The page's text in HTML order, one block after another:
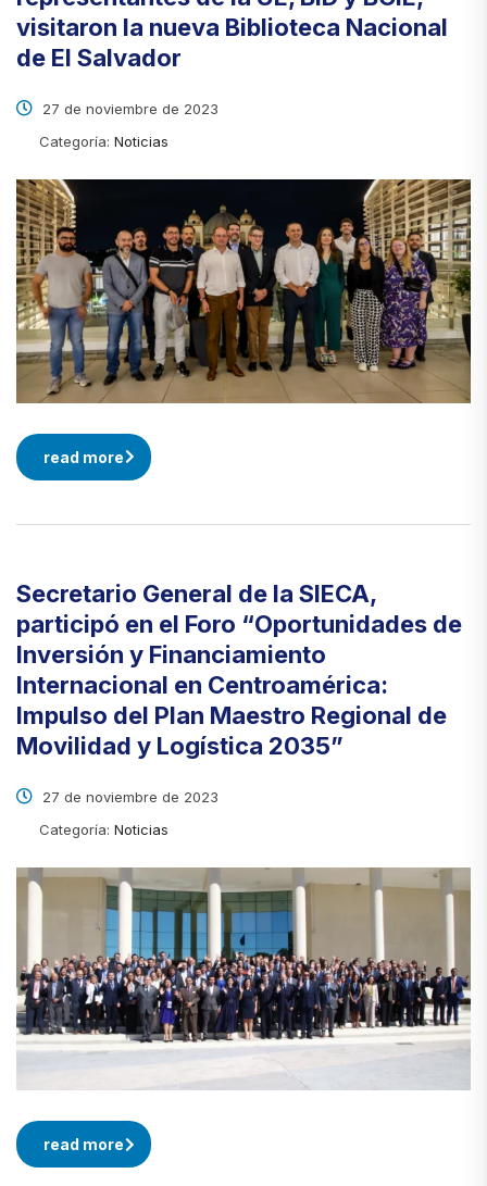
visitaron la nueva Biblioteca Nacional
de El Salvador
27 de noviembre de 2023
Categoría: Noticias
read more
Secretario General de la SIECA,
participó en el Foro “Oportunidades de
Inversión y Financiamiento
Internacional en Centroamérica:
Impulso del Plan Maestro Regional de
Movilidad y Logística 2035”
27 de noviembre de 2023
Categoría: Noticias
read more